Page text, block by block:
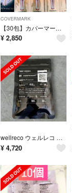
COVERMARK
【30包】カバーマーク セルアドバンスト ローションWS 化粧水
¥ 2,850
wellreco ウェルレコ 糖脂サプリメント （180粒 30日分）
¥ 4,720